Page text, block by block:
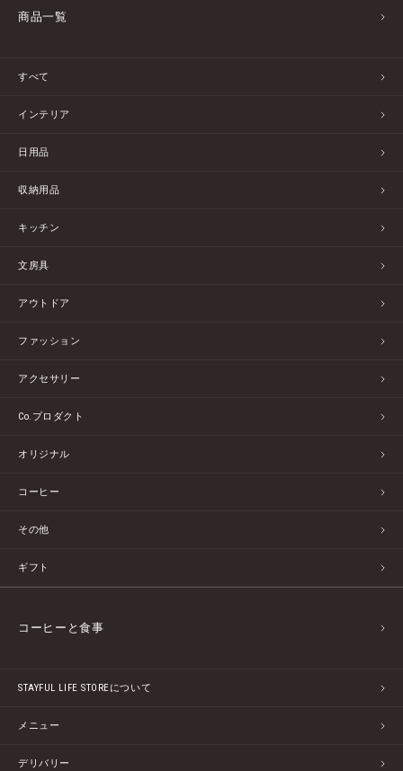
商品一覧
すべて
インテリア
日用品
収納用品
キッチン
文房具
アウトドア
ファッション
アクセサリー
Co.プロダクト
オリジナル
コーヒー
その他
ギフト
コーヒーと食事
STAYFUL LIFE STOREについて
メニュー
デリバリー